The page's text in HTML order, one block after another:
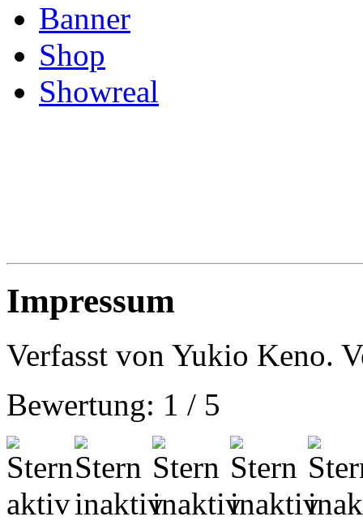
Banner
Shop
Showreal
Impressum
Verfasst von Yukio Keno.
Bewertung: 1 / 5